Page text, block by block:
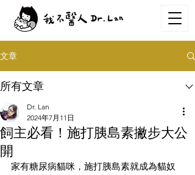
文章
所有文章
飼主必看！施打胰島素撇步大公
開
Dr. Lan
2024年7月11日
家有糖尿病貓咪，施打胰島素就成為貓奴